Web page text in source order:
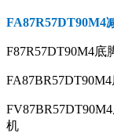
FA87R57DT90M4
F87R57DT90M4
机